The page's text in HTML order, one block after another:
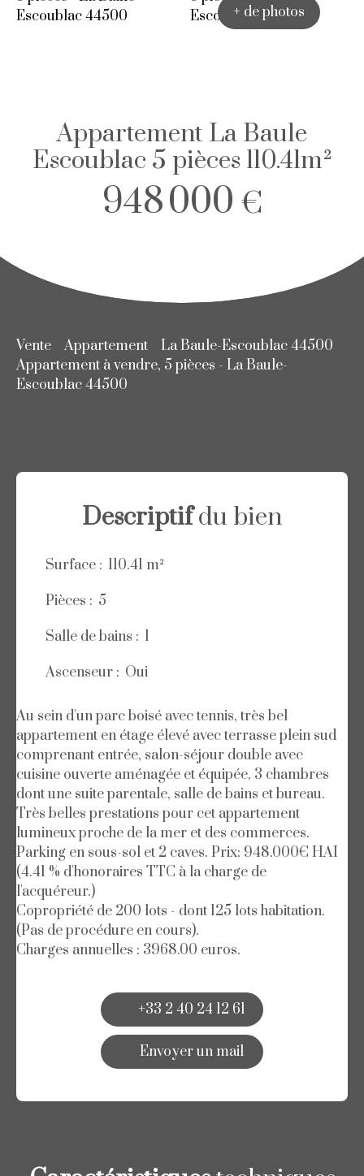
+ de photos
Appartement La Baule
Escoublac 5 pièces 110.41m²
948 000 €
Vente Appartement
La Baule-Escoublac 44500
Appartement à vendre, 5 pièces - La Baule-
Escoublac 44500
Descriptifdu bien
Surface : 110.41 m²
Pièces : 5
Salle de bains : 1
Ascenseur : Oui
Au sein d'un parc boisé avec tennis, très bel
appartement en étage élevé avec terrasse plein sud
comprenant entrée, salon-séjour double avec
cuisine ouverte aménagée et équipée, 3 chambres
dont une suite parentale, salle de bains et bureau.
Très belles prestations pour cet appartement
lumineux proche de la mer et des commerces.
Parking en sous-sol et 2 caves. Prix: 948.000€ HAI
(4.41 % d'honoraires TTC à la charge de
l'acquéreur.)
Copropriété de 200 lots - dont 125 lots habitation.
(Pas de procédure en cours).
Charges annuelles : 3968.00 euros.
+33 2 40 24 12 61
Envoyer un mail